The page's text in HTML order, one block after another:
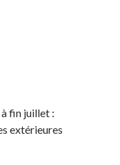
fin juillet :
extérieures